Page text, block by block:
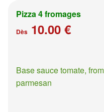
Pizza 4 fromages
Dès 10.00 €
Base sauce tomate,
parmesan